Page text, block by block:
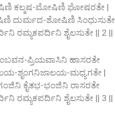
ಕಲ್ಮಷ-ಮೋಷಿಣಿ ಘೋಷರತೇ |
ದುರ್ಮದ-ಶೋಷಿಣಿ ಸಿಂಧುಸುತೇ
ಶೈಲಸುತೇ || 2 ||
ಪ್ರಿಯವಾಸಿನಿ ಹಾಸರತೇ
ಶೃಂಗನಿಜಾಲಯ-ಮಧ್ಯಗತೇ |
ಕೈತಭ-ಭಂಜಿನಿ ರಾಸರತೇ
ಶೈಲಸುತೇ || 3 ||